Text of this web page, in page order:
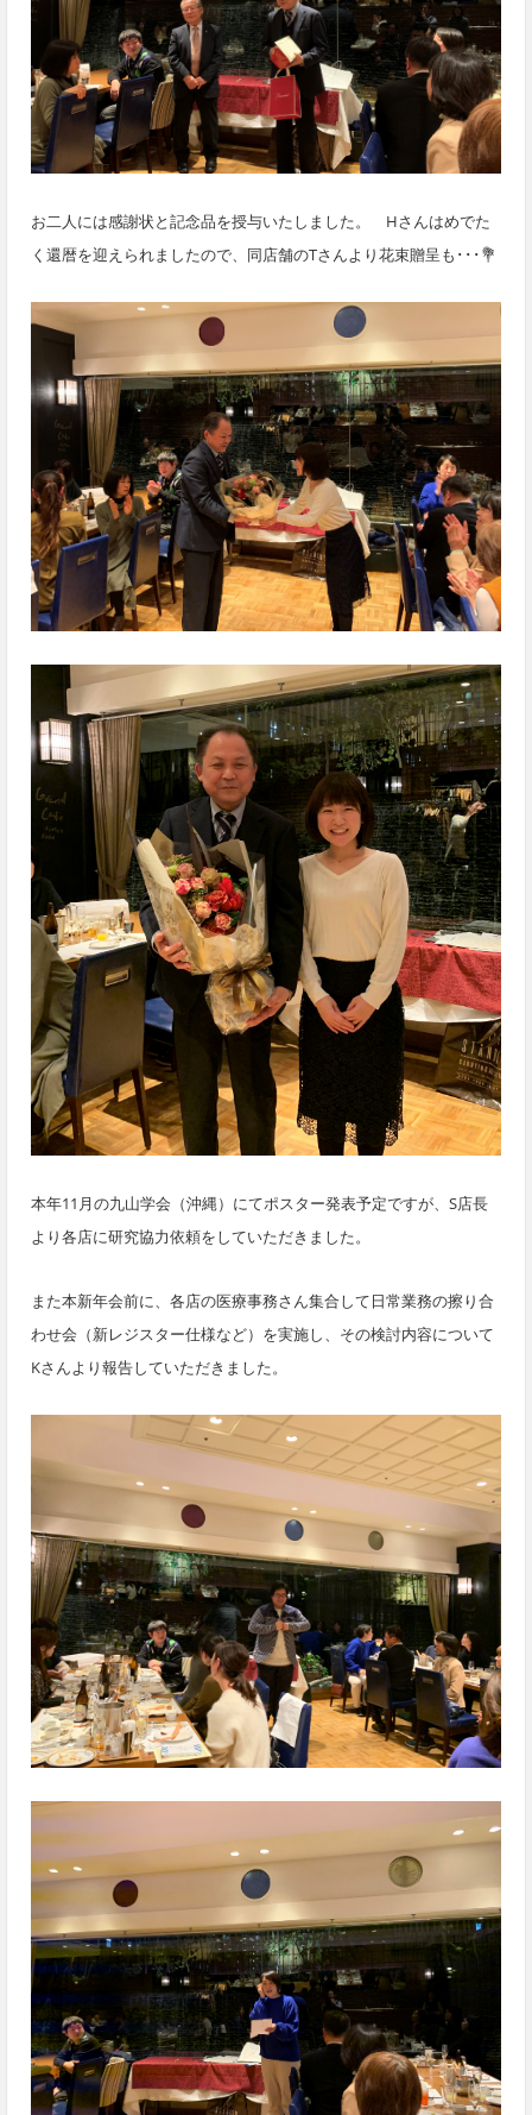
お二人には感謝状と記念品を授与いたしました。 Hさんはめでた
く還暦を迎えられましたので、同店舗のTさんより花束贈呈も･･･💐
本年11月の九山学会（沖縄）にてポスター発表予定ですが、 S店長
より各店に研究協力依頼をしていただきました。
また本新年会前に、各店の医療事務さん集合して日常業務の擦り合
わせ会 （新レジスター仕様など）を実施し、その検討内容について
Kさんより報告していただきました。